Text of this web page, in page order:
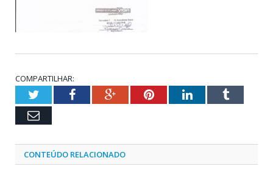
COMPARTILHAR:
TwitterFacebookGoogle+PinterestLinkedInTumblr
Email
CONTEÚDO RELACIONADO